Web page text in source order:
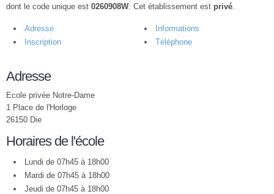
dont le code unique est 0260908W. Cet établissement est privé.
Adresse
Informations
Inscription
Téléphone
Adresse
Ecole privée Notre-Dame
1 Place de l'Horloge
26150 Die
Horaires de l'école
Lundi de 07h45 à 18h00
Mardi de 07h45 à 18h00
Jeudi de 07h45 à 18h00